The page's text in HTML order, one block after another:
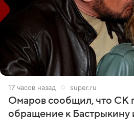
17 часов назад super.ru
Омаров сообщил, что СК
обращение к Бастрыкину